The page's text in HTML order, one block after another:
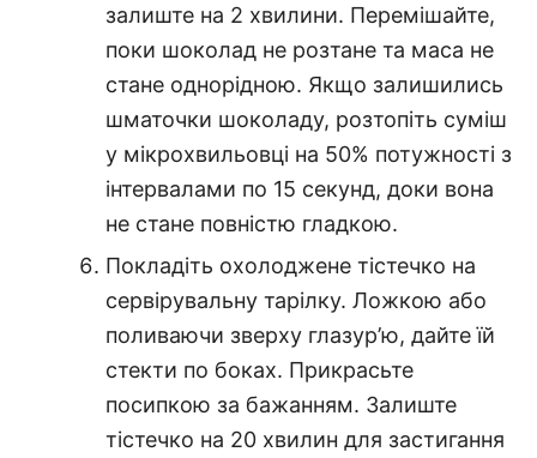
залиште на 2 хвилини. Перемішайте,
поки шоколад не розтане та маса не
стане однорідною. Якщо залишились
шматочки шоколаду, розтопіть суміш
у мікрохвильовці на 50% потужності з
інтервалами по 15 секунд, доки вона
не стане повністю гладкою.
Покладіть охолоджене тістечко на
сервірувальну тарілку. Ложкою або
поливаючи зверху глазур’ю, дайте їй
стекти по боках. Прикрасьте
посипкою за бажанням. Залиште
тістечко на 20 хвилин для застигання